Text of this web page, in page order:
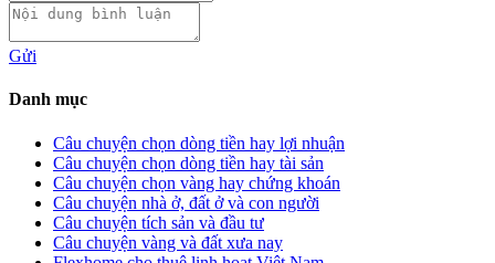
Gửi
Danh mục
Câu chuyện chọn dòng tiền hay lợi nhuận
Câu chuyện chọn dòng tiền hay tài sản
Câu chuyện chọn vàng hay chứng khoán
Câu chuyện nhà ở, đất ở và con người
Câu chuyện tích sản và đầu tư
Câu chuyện vàng và đất xưa nay